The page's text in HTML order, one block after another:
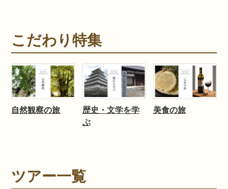
こだわり特集
自然観察の旅
歴史・文学を学
ぶ
美食の旅
ツアー一覧